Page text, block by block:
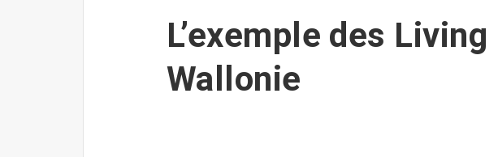
L’exemple des
Wallonie